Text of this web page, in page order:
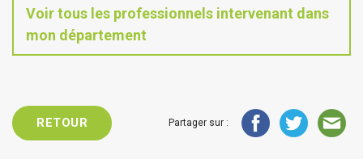
Voir tous les professionnels intervenant dans
mon département
RETOUR Partager sur :